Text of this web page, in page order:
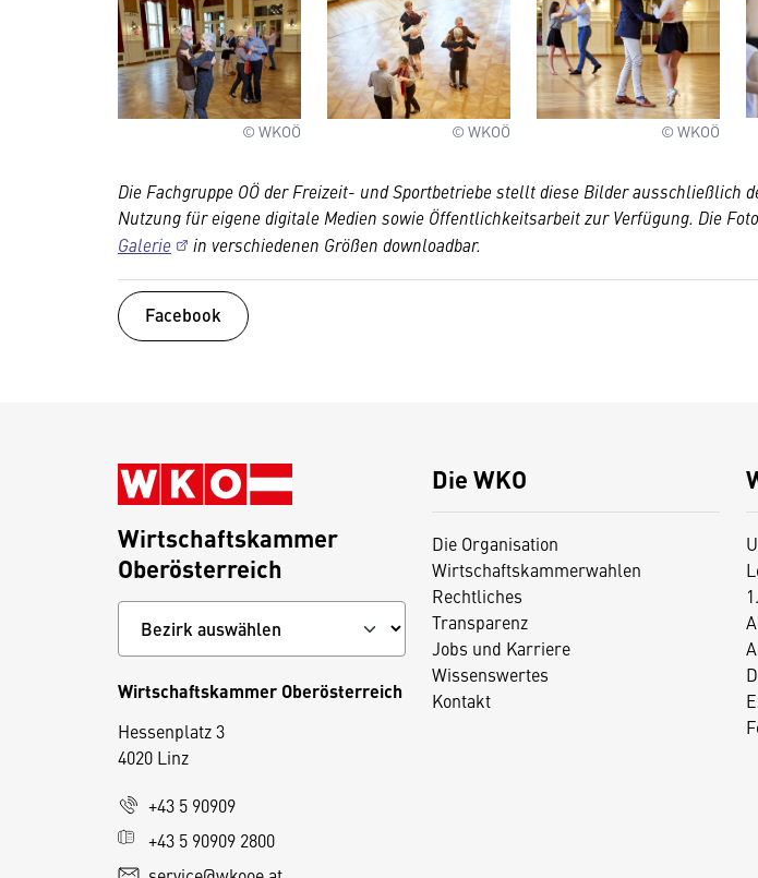
© WKOÖ © WKOÖ © WKOÖ
Die Fachgruppe OÖ der Freizeit- und Sportbetriebe stellt diese Bilder ausschließlich
Nutzung für eigene digitale Medien sowie Öffentlichkeitsarbeit zur Verfügung. Die
Galerie
in verschiedenen Größen downloadbar.
Facebook
Die WKO
Die Organisation
Wirtschaftskammerwahlen
Rechtliches
Transparenz
Jobs und Karriere
Wissenswertes
Kontakt
Wirtschaftskammer
Oberösterreich
Wirtschaftskammer Oberösterreich
Hessenplatz 3
4020 Linz
+43 5 90909
+43 5 90909 2800